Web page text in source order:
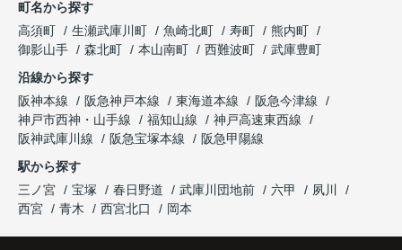
り、住み替えを決断して本当に良かったと思ってい
ます。
長年守ってきた資産を安心して引き継ぐことがで
き、家族全員が納得できる売却となりました。
販売活動では、西宮北口駅へのアクセス、阪急西宮
ガーデンズ、教育施設、商業施設など、このエリア
した。
購入されたご家族は、
と大変喜ばれ、この住まいを選ばれました。
住み替え後は家族それぞれの通勤・通学時間が短く
町名から探す
高須町
生瀬武庫川町 魚崎北町 寿町
熊内町
御影山手
森北町 本山南町 西難波町
武庫豊町
沿線から探す
阪神本線
阪急神戸本線 東海道本線
阪急今津線
神戸市西神・山手線
福知山線
神戸高速東西線
阪神武庫川線
阪急宝塚本線
阪急甲陽線
駅から探す
三ノ宮
宝塚 春日野道 武庫川団地前 六甲
夙川
西宮
青木 西宮北口 岡本